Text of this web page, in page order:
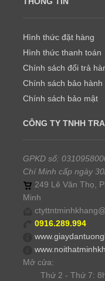
Hình thức đặt hàng
Hình thức thanh toán
Chính sách đổi trả
Chính sách bảo hành
Chính sách bảo mật
CÔNG TY TNHH
GPKD số:
Chí Minh cấp ngày
249 Lê Văn Thọ,
Minh
0916.289.994
Mở cửa:
Thứ 2 - Thứ 7: